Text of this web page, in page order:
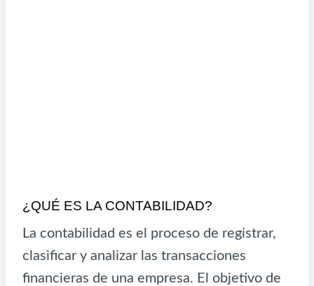
¿QUÉ ES LA CONTABILIDAD?
La contabilidad es el proceso de registrar,
clasificar y analizar las transacciones
financieras de una empresa. El objetivo de